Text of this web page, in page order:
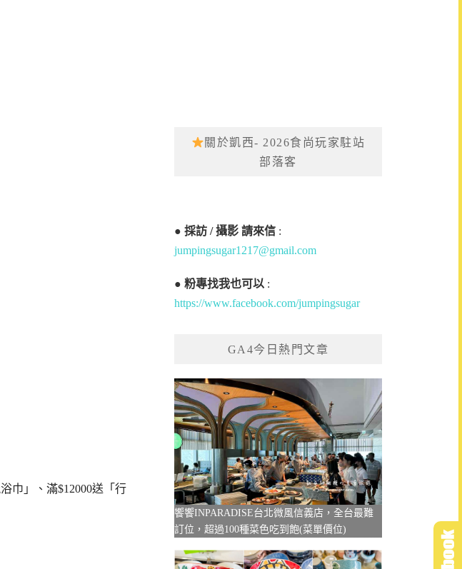
巾」、滿$12000送「行
關於凱西- 2026食尚玩家駐站
部落客
●採訪 / 攝影 請來信 :
jumpingsugar1217@gmail.com
●粉專找我也可以 :
https://www.facebook.com/jumpingsugar
GA4今日熱門文章
饗饗INPARADISE台北微風信義店，全台最難
訂位，超過100種菜色吃到飽(菜單價位)